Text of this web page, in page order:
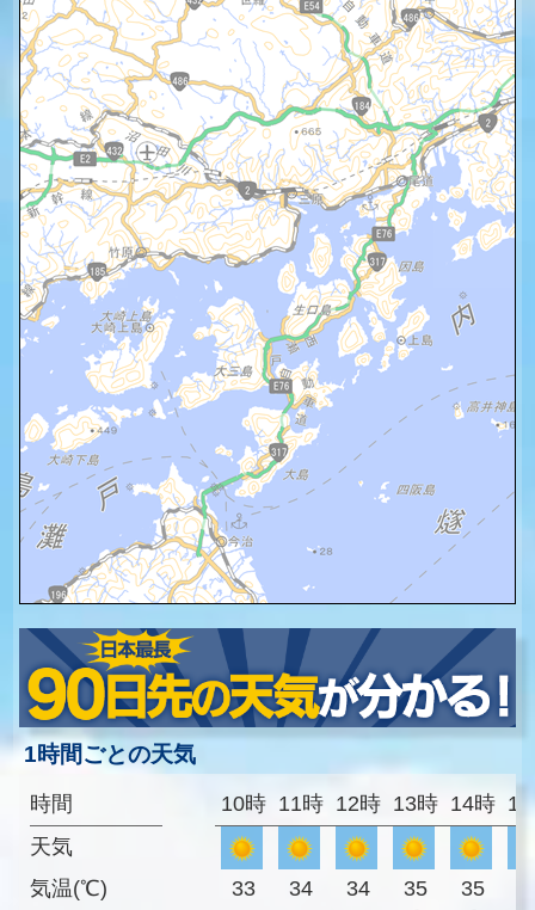
1時間ごとの天気
時間
天気
気温(℃)
10時 11時 12時 13時 14時
33 34 34 35 35